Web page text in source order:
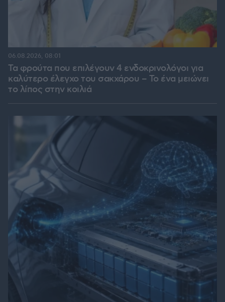
Τα φρούτα που επιλέγουν 4 ενδοκρινολόγοι για
καλύτερο έλεγχο του σακχάρου – Το ένα μειώνει
το λίπος στην κοιλιά
06.08.2026, 08:01